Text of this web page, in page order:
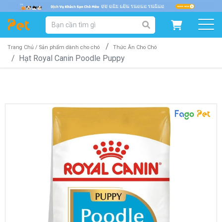
DANH MỤC SẢN PHẨM
SẢN PHẨM DÀNH CHO MÈO SẢN PHẨM DÀNH CHO CHÓ
Trang Chủ / Sản phẩm dành cho chó Thức Ăn Cho Chó
Hạt Royal Canin Poodle Puppy